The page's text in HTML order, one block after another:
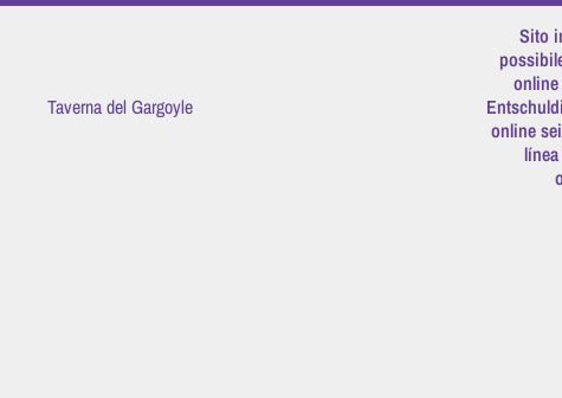
Vai direttamente ai contenuti
Taverna del Gargoyle
Sito
online